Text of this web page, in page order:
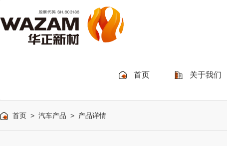
首页 关于我们
首页 > 汽车产品 > 产品详情